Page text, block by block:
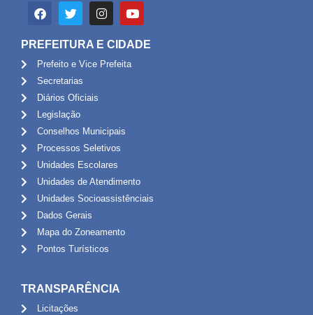
PREFEITURA E CIDADE
Prefeito e Vice Prefeita
Secretarias
Diários Oficiais
Legislação
Conselhos Municipais
Processos Seletivos
Unidades Escolares
Unidades de Atendimento
Unidades Socioassistênciais
Dados Gerais
Mapa do Zoneamento
Pontos Turísticos
TRANSPARÊNCIA
Licitações